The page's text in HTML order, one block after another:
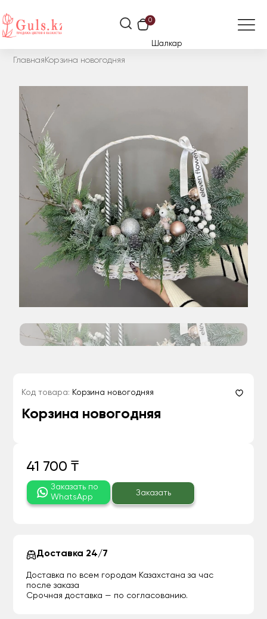
0
Шалкар
Главная Корзина новогодняя
Код товара: Корзина новогодняя
Корзина новогодняя
41 700 ₸
Заказать по
WhatsApp
Заказать
Доставка 24/7
Доставка по всем городам Казахстана за час
после заказа
Срочная доставка — по согласованию.